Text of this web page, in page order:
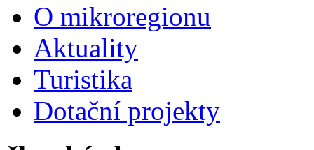
O mikroregionu
Aktuality
Turistika
Dotační projekty